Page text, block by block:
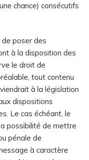
chance) consécutifs
poser des
à la disposition des
le droit de
tout contenu
à la législation
dispositions
Le cas échéant, le
possibilité de mettre
pénale de
à caractère